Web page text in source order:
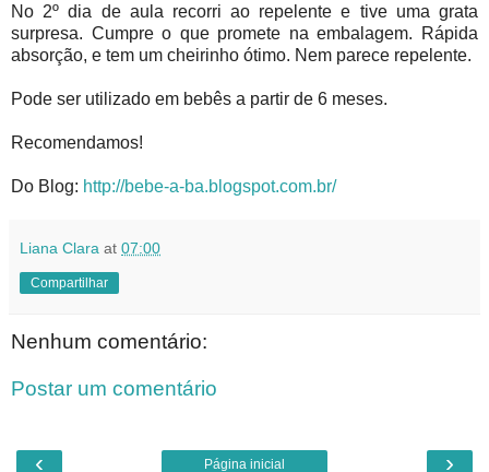
No 2º dia de aula recorri ao repelente e tive uma grata
surpresa. Cumpre o que promete na embalagem. Rápida
absorção, e tem um cheirinho ótimo. Nem parece repelente.
Pode ser utilizado em bebês a partir de 6 meses.
Recomendamos!
Do Blog: http://bebe-a-ba.blogspot.com.br/
Liana Clara at 07:00
Compartilhar
Nenhum comentário:
Postar um comentário
‹ ›
Página inicial